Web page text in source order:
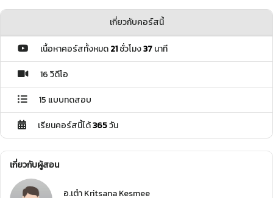
เกี่ยวกับคอร์สนี้
เนื้อหาคอร์สทั้งหมด21ชั่วโมง37นาที
16 วิดีโอ
15 แบบทดสอบ
เรียนคอร์สนี้ได้365วัน
เกี่ยวกับผู้สอน
อ.เต๋า Kritsana Kesmee